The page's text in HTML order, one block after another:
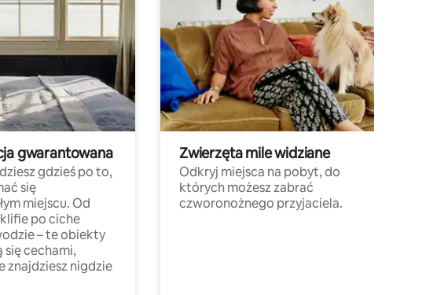
gwarantowana
gdzieś po to,
się
miejscu. Od
po ciche
– te obiekty
się cechami,
znajdziesz nigdzie
Zwierzęta mile widziane
Odkryj miejsca na pobyt, do
których możesz zabrać
czworonożnego przyjaciela.